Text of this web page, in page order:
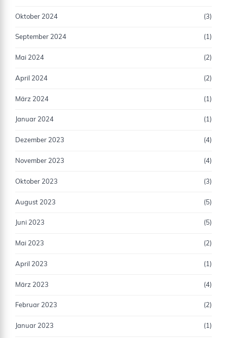
Oktober 2024 (3)
September 2024 (1)
Mai 2024 (2)
April 2024 (2)
März 2024 (1)
Januar 2024 (1)
Dezember 2023 (4)
November 2023 (4)
Oktober 2023 (3)
August 2023 (5)
Juni 2023 (5)
Mai 2023 (2)
April 2023 (1)
März 2023 (4)
Februar 2023 (2)
Januar 2023 (1)